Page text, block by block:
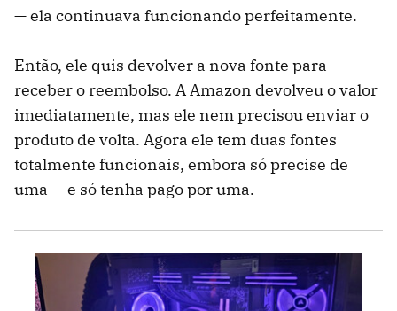
— ela continuava funcionando perfeitamente.
Então, ele quis devolver a nova fonte para
receber o reembolso. A Amazon devolveu o valor
imediatamente, mas ele nem precisou enviar o
produto de volta. Agora ele tem duas fontes
totalmente funcionais, embora só precise de
uma — e só tenha pago por uma.